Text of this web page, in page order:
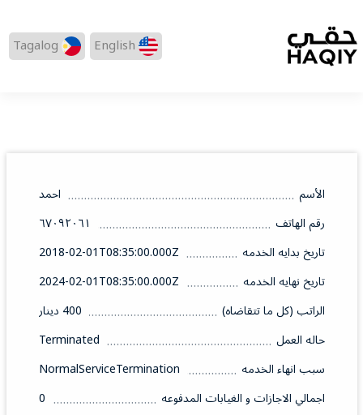
English
Tagalog
الأسم
احمد
رقم الهاتف
٦٧٠٩٢٠٦١
تاريخ بدايه الخدمه
2018-02-01T08:35:00.000Z
تاريخ نهايه الخدمه
2024-02-01T08:35:00.000Z
الراتب (كل ما تتقاضاه)
400 دينار
حاله العمل
Terminated
سبب انهاء الخدمه
NormalServiceTermination
اجمالي الاجازات و الغيابات المدفوعه
0